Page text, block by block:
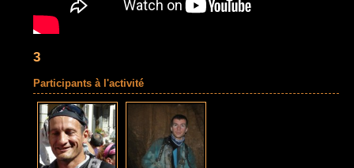
3
Participants à l'activité